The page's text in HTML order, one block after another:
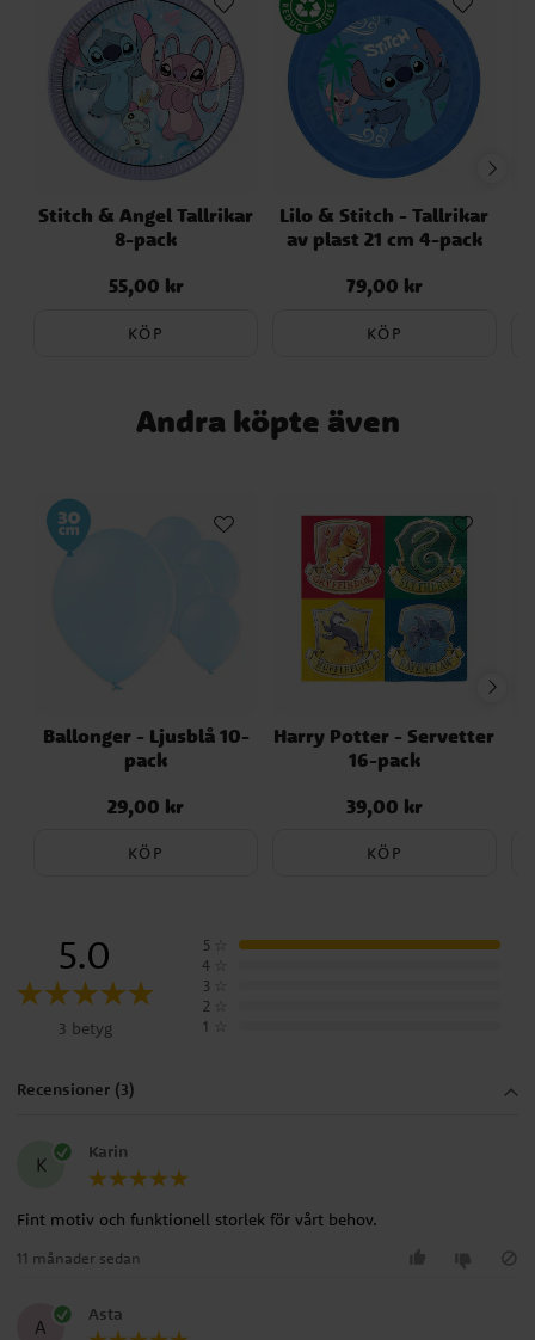
Stitch & Angel Tallrikar
8-pack
Pris:55,00 kr
55,00 kr
KÖP
Lilo & Stitch - Tallrikar
av plast 21 cm 4-pack
Pris:79,00 kr
79,00 kr
KÖP
Andra köpte även
Ballonger - Ljusblå 10-
pack
Pris:29,00 kr
29,00 kr
KÖP
Harry Potter - Servetter
16-pack
Pris:39,00 kr
39,00 kr
KÖP
5.0
3 betyg
5
4
3
2
1
Recensioner (3)
K
Karin
Fint motiv och funktionell storlek för vårt behov.
11 månader sedan
A
Asta